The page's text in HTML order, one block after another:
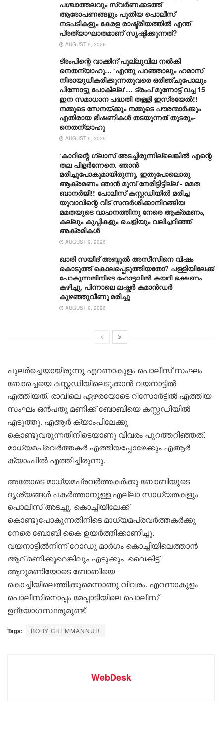
പശ്ചാത്തലവും സ്വർണക്കടത്ത്
ആരോപണങ്ങളും പുതിയ പൊലീസ്
നടപടികളും കേരള രാഷ്ട്രീയത്തിൽ എന്ത്
പ്രത്യാഘാതമാണ് സൃഷ്ടിക്കുന്നത്?
AUGUST 9, 2026
ട്രംപിന്റെ വാക്കിന് പുല്ലുവില നൽകി
നെതന്യാഹു… ‘എന്തു പറഞ്ഞാലും ഹമാസ്
നിരായുധീകരിക്കുന്നതുവരെ ഒരിഞ്ചുപോലും
പിന്നോട്ടു പോകില്ല’… ട്രംപ് മുന്നോ‌ട്ട് വച്ച 15
ഇന സമാധാന പദ്ധതി തള്ളി ഇസ്രയേൽ!!
നമ്മുടെ സേനയ്ക്കും നമ്മുടെ പൗരന്മാർക്കും
എതിരായ ഭീഷണികൾ തടയുന്നത് തുടരും-
നെതന്യാഹു
AUGUST 9, 2026
‘കാറിന്റെ ഗ്ലാസ് അടച്ചിരുന്നില്ലെങ്കിൽ എന്റെ
തല പിളർന്നേനെ, ഞാൻ
മരിച്ചുപോകുമായിരുന്നു, ഇതുപോലൊരു
ആക്രമണം ഞാൻ മുമ്പ് നേരിട്ടിട്ടില്ല’- മമത
ബാനർജി!! പോലീസ് കസ്റ്റഡിയിൽ മരിച്ച
യുവാവിന്റെ വീട് സന്ദർശിക്കാനിറങ്ങിയ
മമതയുടെ വാഹനത്തിനു നേരെ ആക്രമണം,
കല്ലും കുപ്പികളും ചെളിയും വലിച്ചറിഞ്ഞ്
അക്രമികൾ
AUGUST 9, 2026
ഖാരി സയീദ് അബ്ദുൽ അസീസിനെ വിഷം
കൊടുത്ത് കൊലപ്പെടുത്തിയതോ? പള്ളിയിലേക്ക്
പോകുന്നതിനിടെ ഹോട്ടലിൽ കയറി ഭക്ഷണം
കഴിച്ചു, പിന്നാലെ ലഷ്കർ കമാൻഡർ
കുഴഞ്ഞുവീണു മരിച്ചു
AUGUST 9, 2026
പുലർച്ചെയായിരുന്നു എറണാകുളം പൊലീസ് സംഘം
ബോച്ചെയെ കസ്റ്റഡിയിലെടുക്കാൻ വയനാട്ടിൽ
എത്തിയത്. രാവിലെ ഏഴരയോടെ റിസോർട്ടിൽ എത്തിയ
സംഘം ഒൻപതു മണിക്ക് ബോബിയെ കസ്റ്റഡിയിൽ
എടുത്തു. എആർ ക്യാംപിലേക്കു
കൊണ്ടുവരുന്നതിനിടെയാണു വിവരം പുറത്തറിഞ്ഞത്.
മാധ്യമപ്രവർത്തകർ എത്തിയപ്പോഴേക്കും എആർ
ക്യാംപിൽ എത്തിച്ചിരുന്നു.
അതോടെ മാധ്യമപ്രവർത്തകർക്കു ബോബിയുടെ
ദൃശ്യങ്ങൾ പകർത്താനുള്ള എല്ലാ സാധ്യതകളും
പൊലീസ് അടച്ചു. കൊച്ചിയിലേക്ക്
കൊണ്ടുപോകുന്നതിനിടെ മാധ്യമപ്രവർത്തകർക്കു
നേരെ ബോബി കൈ ഉയർത്തിക്കാണിച്ചു.
വയനാട്ടിൽനിന്ന് റോഡു മാർഗം കൊച്ചിയിലെത്താൻ
ആറ് മണിക്കൂറെങ്കിലും എടുക്കും. വൈകിട്ട്
ആറുമണിയോടെ ബോബിയെ
കൊച്ചിയിലെത്തിക്കുമെന്നാണു വിവരം. എറണാകുളം
പൊലീസിനൊപ്പം മേപ്പാടിയിലെ പൊലീസ്
ഉദ്യോഗസ്ഥരുമുണ്ട്.
Tags: BOBY CHEMMANNUR
WebDesk